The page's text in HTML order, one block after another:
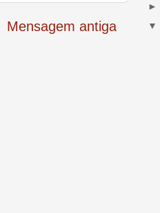
Mensagem antiga
►
▼